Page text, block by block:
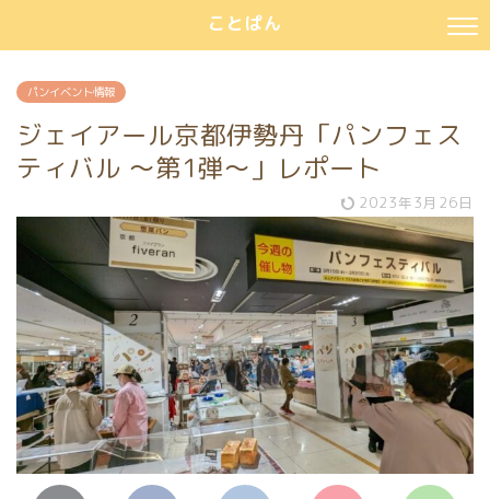
ことぱん
パンイベント情報
ジェイアール京都伊勢丹「パンフェス
ティバル ～第1弾～」レポート
2023年3月26日